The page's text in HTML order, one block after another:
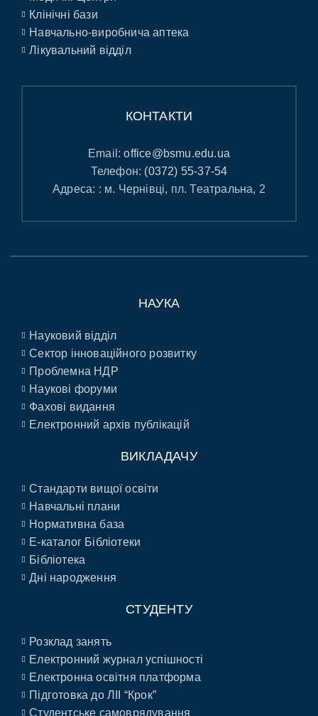
Клінічні бази
Навчально-виробнича аптека
Лікувальний відділ
КОНТАКТИ
Email:office@bsmu.edu.ua
Телефон: (0372) 55-37-54
Адреса: : м. Чернівці, пл. Театральна, 2
НАУКА
Науковий відділ
Сектор інноваційного розвитку
Проблемна НДР
Наукові форуми
Фахові видання
Електронний архів публікацій
ВИКЛАДАЧУ
Стандарти вищої освіти
Навчальні плани
Нормативна база
E-каталог Бібліотеки
Бібліотека
Дні народження
СТУДЕНТУ
Розклад занять
Електронний журнал успішності
Електронна освітня платформа
Підготовка до ЛІІ “Крок”
Студентське самоврядування